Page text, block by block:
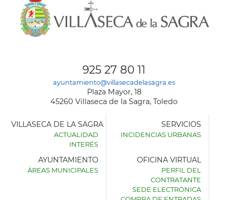
925 27 80 11
ayuntamiento@villasecadelasagra.es
Plaza Mayor, 18
45260 Villaseca de la Sagra, Toledo
AYUNTAMIENTO
VILLASECA DE LA SAGRA
ACTUALIDAD
INTERÉS
SERVICIOS
INCIDENCIAS URBANAS
AYUNTAMIENTO
ÁREAS MUNICIPALES
OFICINA VIRTUAL
PERFIL DEL
CONTRATANTE
SEDE ELECTRÓNICA